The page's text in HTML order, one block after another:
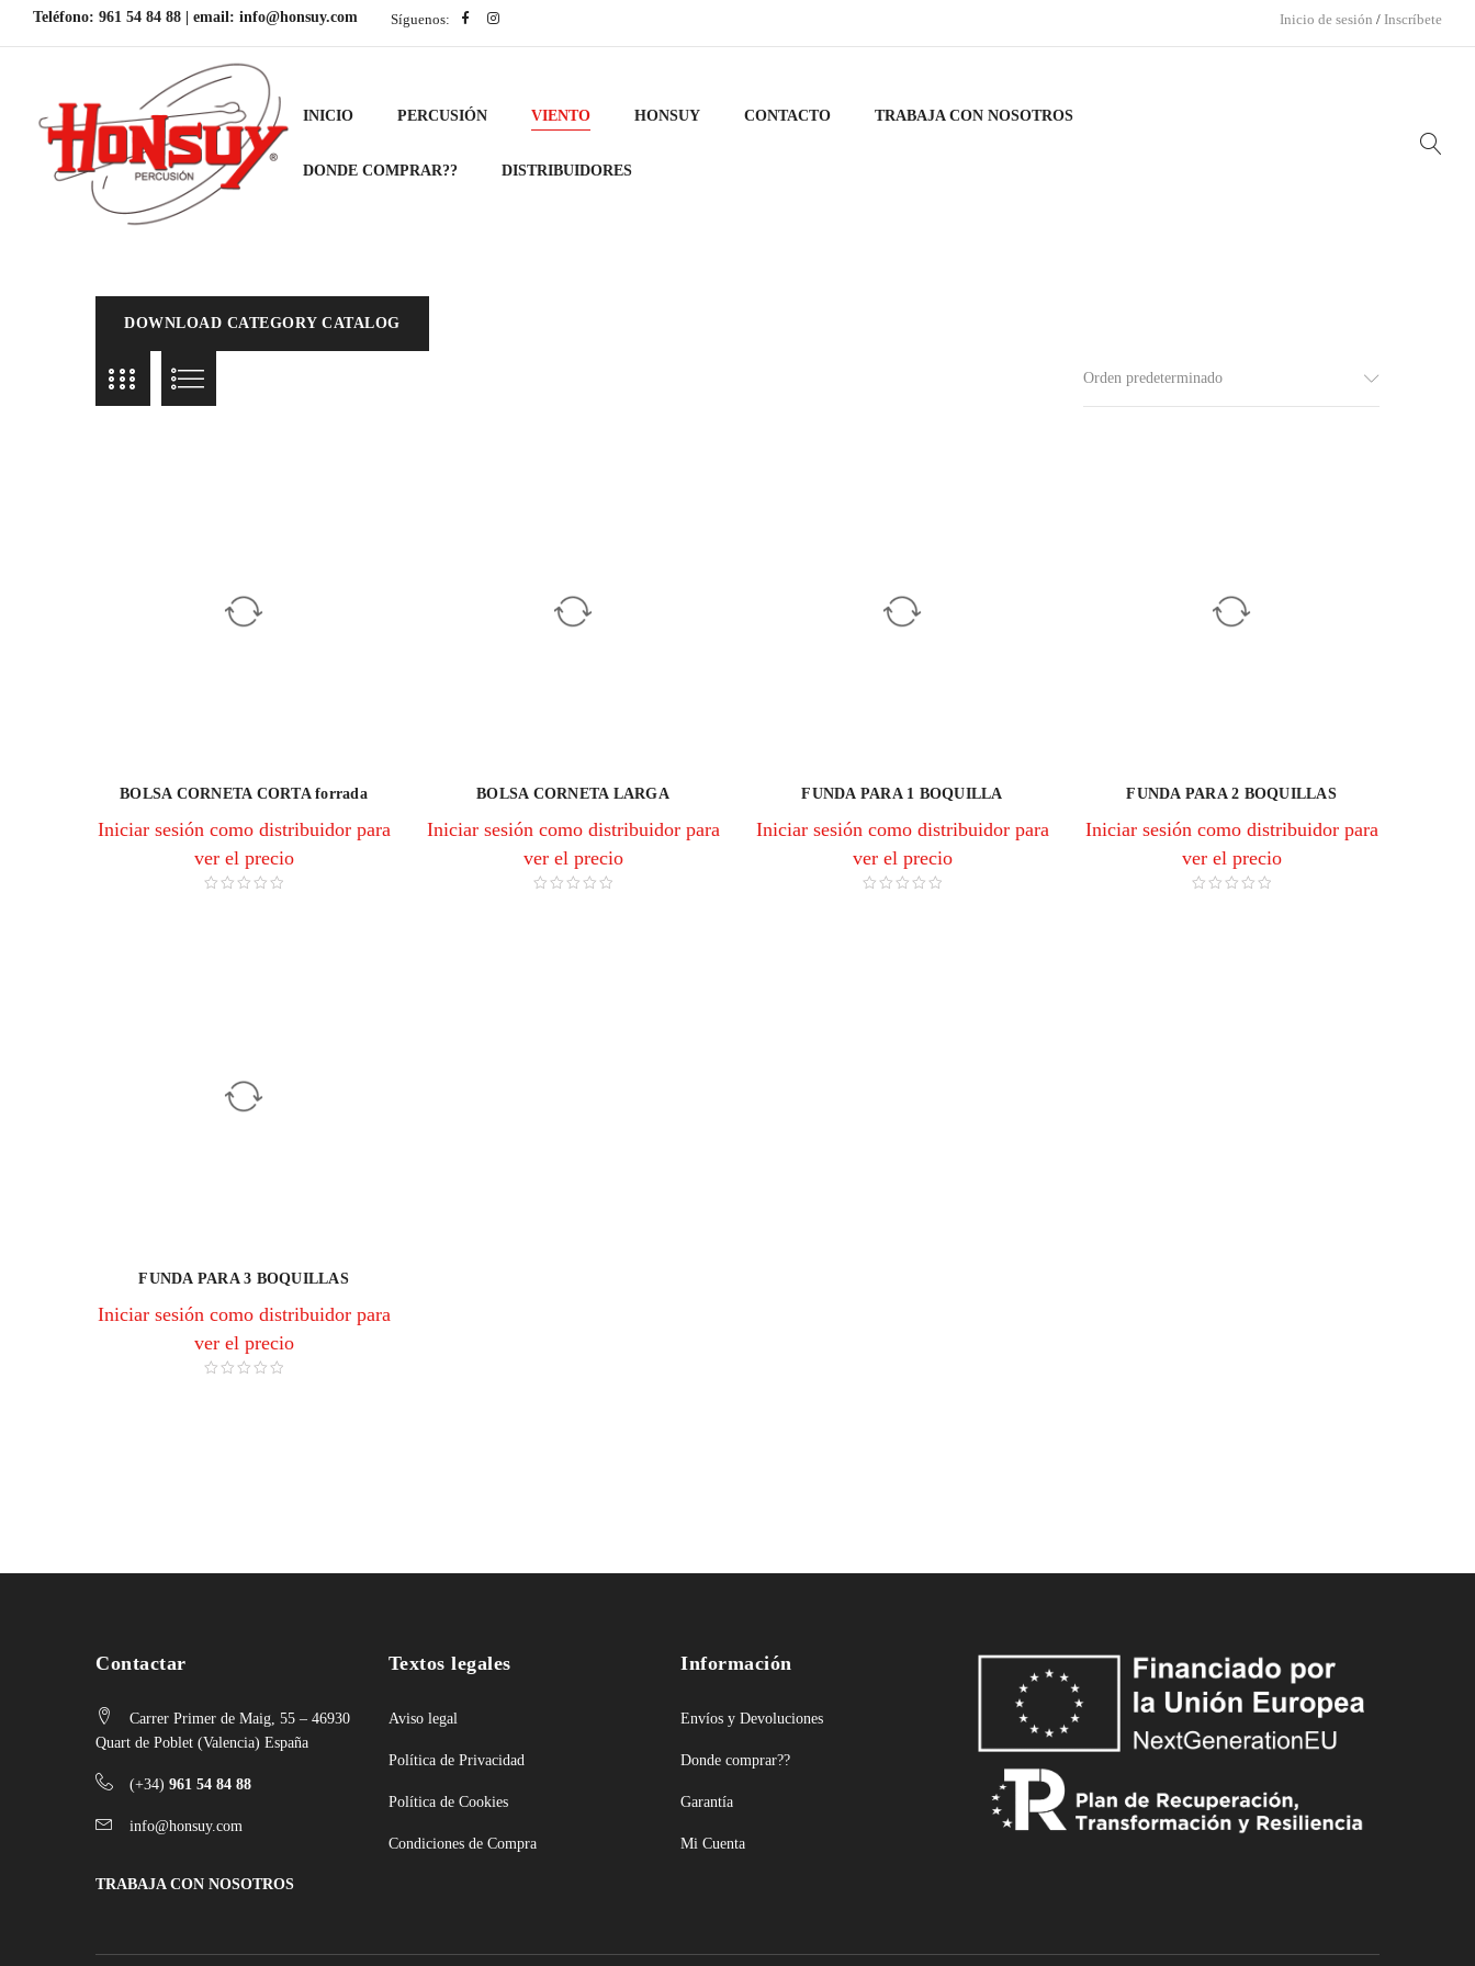
Teléfono: 961 54 84 88 | email: info@honsuy.com Síguenos: Inicio de sesión / Inscríbete
INICIO PERCUSIÓN VIENTO HONSUY CONTACTO TRABAJA CON NOSOTROS
DONDE COMPRAR?? DISTRIBUIDORES
DOWNLOAD CATEGORY CATALOG
Orden predeterminado
BOLSA CORNETA CORTA forrada
Iniciar sesión como distribuidor para
ver el precio
BOLSA CORNETA LARGA
Iniciar sesión como distribuidor para
ver el precio
FUNDA PARA 1 BOQUILLA
Iniciar sesión como distribuidor para
ver el precio
FUNDA PARA 2 BOQUILLAS
Iniciar sesión como distribuidor para
ver el precio
FUNDA PARA 3 BOQUILLAS
Iniciar sesión como distribuidor para
ver el precio
Contactar
Carrer Primer de Maig, 55 – 46930
Quart de Poblet (Valencia) España
(+34) 961 54 84 88
info@honsuy.com
TRABAJA CON NOSOTROS
Textos legales
Aviso legal
Política de Privacidad
Política de Cookies
Condiciones de Compra
Información
Envíos y Devoluciones
Donde comprar??
Garantía
Mi Cuenta